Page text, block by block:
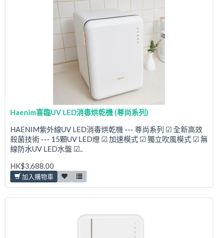
Haenim喜臨UV LED消毒烘乾機 (尊尚系列)
HAENIM紫外線UV LED消毒烘乾機 --- 尊尚系列 ☑ 全新高效
殺菌技術 --- 15顆UV LED燈 ☑ 加速模式 ☑ 獨立吹風模式 ☑ 無
線防水UV LED水盤 ☑..
HK$3,688.00
加入購物車